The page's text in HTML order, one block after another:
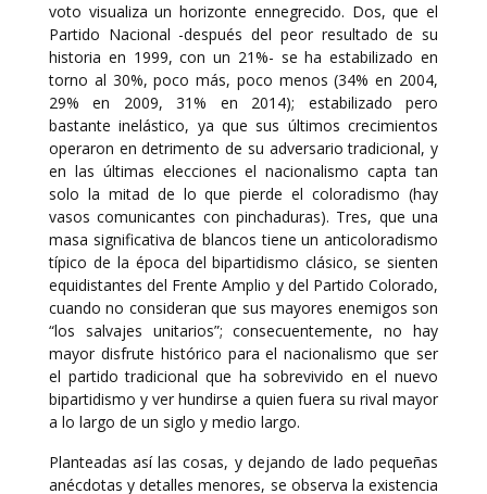
voto visualiza un horizonte ennegrecido. Dos, que el
Partido Nacional -después del peor resultado de su
historia en 1999, con un 21%- se ha estabilizado en
torno al 30%, poco más, poco menos (34% en 2004,
29% en 2009, 31% en 2014); estabilizado pero
bastante inelástico, ya que sus últimos crecimientos
operaron en detrimento de su adversario tradicional, y
en las últimas elecciones el nacionalismo capta tan
solo la mitad de lo que pierde el coloradismo (hay
vasos comunicantes con pinchaduras). Tres, que una
masa significativa de blancos tiene un anticoloradismo
típico de la época del bipartidismo clásico, se sienten
equidistantes del Frente Amplio y del Partido Colorado,
cuando no consideran que sus mayores enemigos son
“los salvajes unitarios”; consecuentemente, no hay
mayor disfrute histórico para el nacionalismo que ser
el partido tradicional que ha sobrevivido en el nuevo
bipartidismo y ver hundirse a quien fuera su rival mayor
a lo largo de un siglo y medio largo.
Planteadas así las cosas, y dejando de lado pequeñas
anécdotas y detalles menores, se observa la existencia